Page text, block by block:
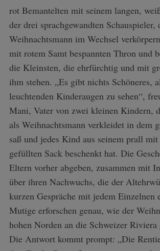
rot Bemantelten mit seinem langen,
der drei sprachgewandten Schauspieler,
Weihnachtsmann im Wechsel
mit rotem Samt bespannten Thron und
die Kleinsten, die ehrfürchtig und mit
ihm stehen. „Es gibt nichts Schöneres,
leuchtenden Kinderaugen zu sehen“,
Mani, Vater von zwei kleinen Kindern,
als Weihnachtsmann verkleidet in dem
saß und jedes Kind aus seinem prall mit
gefüllten Sack beschenkt hat. Die
Eltern vorher abgeben, zusammen mit
über ihren Nachwuchs, die der
kurzen Gespräche mit jedem Einzelnen
Mutige erforschen genau, wie der
hohen Norden an die Schweizer Riviera
Die Antwort kommt prompt: „Die
S
e
a
r
h
f
o